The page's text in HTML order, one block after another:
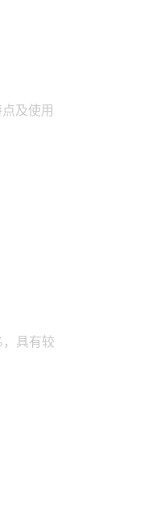
及使用
具有较